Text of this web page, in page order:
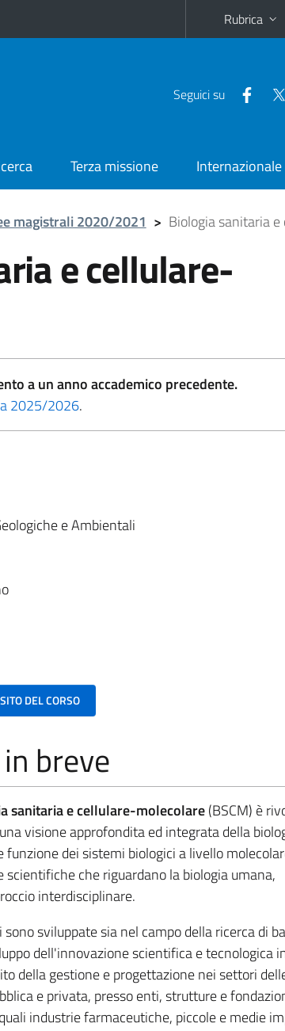
Rubrica
Seguici su
Terza missione Internazionale
magistrali 2020/2021 > Biologia sanitaria
e cellulare-
a un anno accademico precedente.
2025/2026.
e Ambientali
DEL CORSO
breve
sanitaria e cellulare-molecolare(BSCM) è
visione approfondita ed integrata della
dei sistemi biologici a livello
che riguardano la biologia umana,
interdisciplinare.
sviluppate sia nel campo della ricerca di
dell'innovazione scientifica e tecnologica
della gestione e progettazione nei settori
e privata, presso enti, strutture e
industrie farmaceutiche, piccole e medie